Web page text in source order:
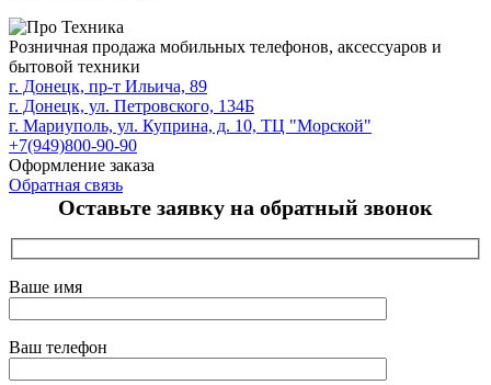
Розничная продажа мобильных телефонов, аксессуаров и
бытовой техники
г. Донецк, пр-т Ильича, 89
г. Донецк, ул. Петровского, 134Б
г. Мариуполь, ул. Куприна, д. 10, ТЦ "Морской"
+7(949)800-90-90
Оформление заказа
Обратная связь
Оставьте заявку на обратный звонок
Ваше имя
Ваш телефон